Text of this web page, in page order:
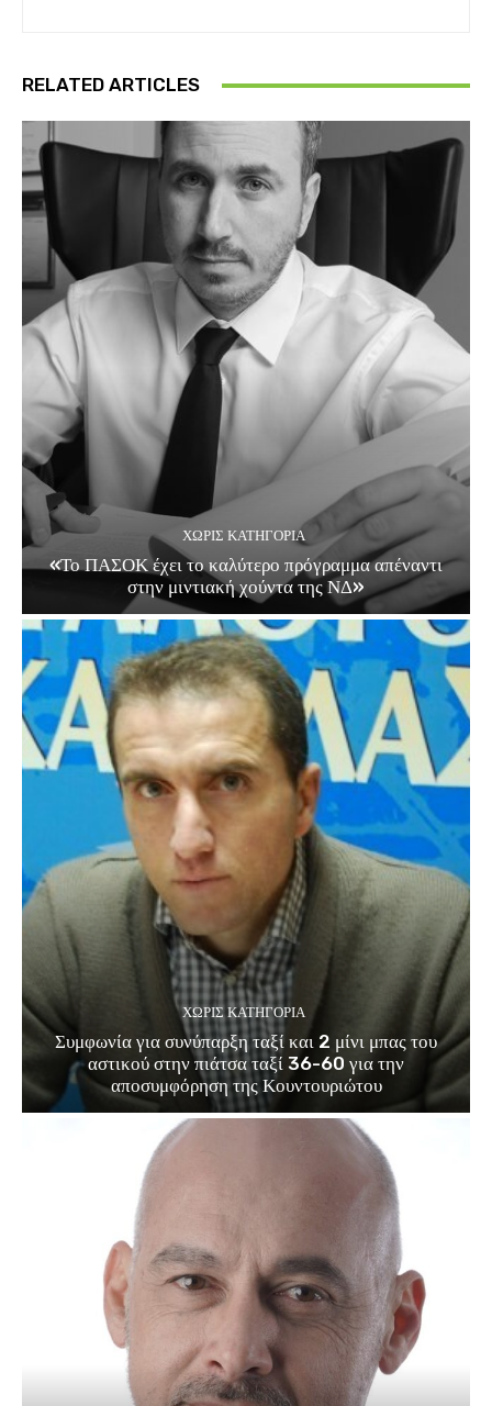
RELATED ARTICLES
ΧΩΡΊΣ ΚΑΤΗΓΟΡΊΑ
«Το ΠΑΣΟΚ έχει το καλύτερο πρόγραμμα απέναντι
στην μιντιακή χούντα της ΝΔ»
ΧΩΡΊΣ ΚΑΤΗΓΟΡΊΑ
Συμφωνία για συνύπαρξη ταξί και 2 μίνι μπας του
αστικού στην πιάτσα ταξί 36-60 για την
αποσυμφόρηση της Κουντουριώτου